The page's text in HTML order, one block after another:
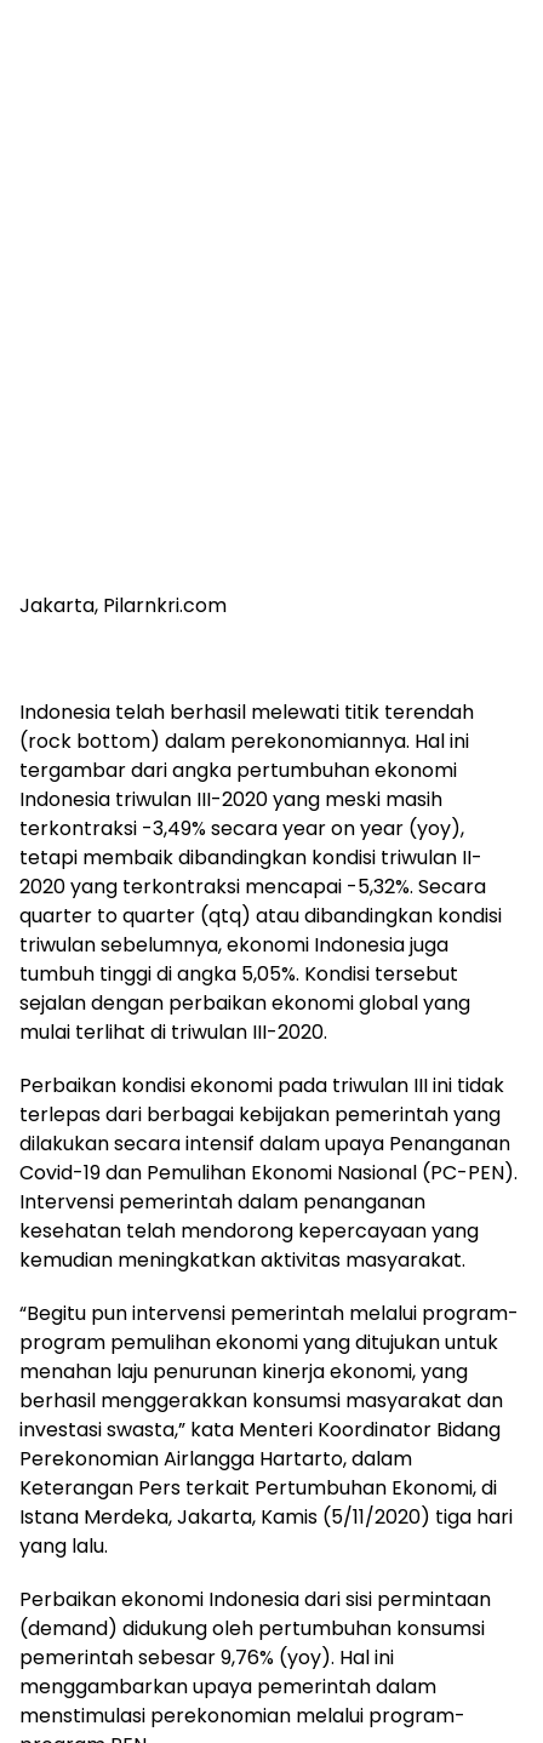
Jakarta, Pilarnkri.com
Indonesia telah berhasil melewati titik terendah
(rock bottom) dalam perekonomiannya. Hal ini
tergambar dari angka pertumbuhan ekonomi
Indonesia triwulan III-2020 yang meski masih
terkontraksi -3,49% secara year on year (yoy),
tetapi membaik dibandingkan kondisi triwulan II-
2020 yang terkontraksi mencapai -5,32%. Secara
quarter to quarter (qtq) atau dibandingkan kondisi
triwulan sebelumnya, ekonomi Indonesia juga
tumbuh tinggi di angka 5,05%. Kondisi tersebut
sejalan dengan perbaikan ekonomi global yang
mulai terlihat di triwulan III-2020.
Perbaikan kondisi ekonomi pada triwulan III ini tidak
terlepas dari berbagai kebijakan pemerintah yang
dilakukan secara intensif dalam upaya Penanganan
Covid-19 dan Pemulihan Ekonomi Nasional (PC-PEN).
Intervensi pemerintah dalam penanganan
kesehatan telah mendorong kepercayaan yang
kemudian meningkatkan aktivitas masyarakat.
“Begitu pun intervensi pemerintah melalui program-
program pemulihan ekonomi yang ditujukan untuk
menahan laju penurunan kinerja ekonomi, yang
berhasil menggerakkan konsumsi masyarakat dan
investasi swasta,” kata Menteri Koordinator Bidang
Perekonomian Airlangga Hartarto, dalam
Keterangan Pers terkait Pertumbuhan Ekonomi, di
Istana Merdeka, Jakarta, Kamis (5/11/2020) tiga hari
yang lalu.
Perbaikan ekonomi Indonesia dari sisi permintaan
(demand) didukung oleh pertumbuhan konsumsi
pemerintah sebesar 9,76% (yoy). Hal ini
menggambarkan upaya pemerintah dalam
menstimulasi perekonomian melalui program-